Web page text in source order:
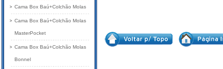
Cama Box Baú+Colchão Molas
Cama Box Baú+Colchão Molas
MasterPocket
Cama Box Baú+Colchão Molas
Bonnel